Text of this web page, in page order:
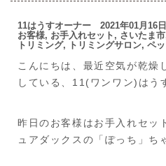
11はうすオーナー 2021年01月16
お客様, お手入れセット , さいたま市
トリミング, トリミングサロン, ペ
こんにちは、最近空気が乾燥
している、11(ワンワン)はう
昨日のお客様はお手入れセッ
ュアダックスの「ぽっち」ち